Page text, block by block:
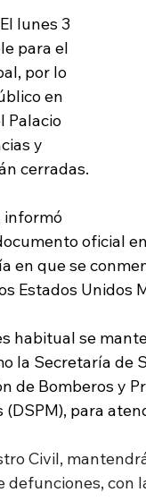
lunes 3
para el
por lo
en
Palacio
y
cerradas.
informó
oficial
en que se
Estados Unidos
habitual se
la Secretaría de
de Bomberos y
para
Civil,
con